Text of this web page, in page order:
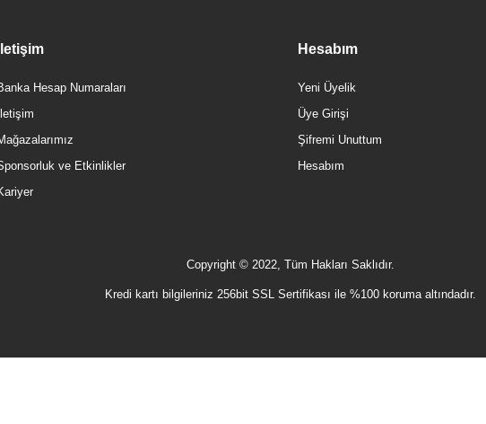
İletişim
Hesap Numaraları
İletişim
ve Etkinlikler
Hesabım
Yeni Üyelik
Üye Girişi
Şifremi Unuttum
Hesabım
Copyright © 2022, Tüm Hakları Saklıdır.
Kredi kartı bilgileriniz 256bit SSL Sertifikası ile %100 koruma altındadır.